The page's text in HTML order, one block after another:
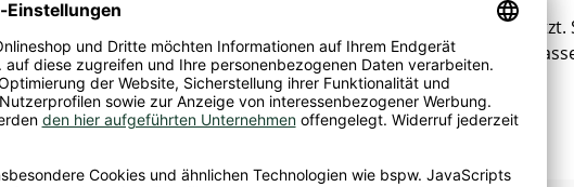
auffüllen möchtest und dabei auf eine einfache Handhabung
Duft suchst, ist die Frosch Sensitiv-Dusche Granatapfel eine